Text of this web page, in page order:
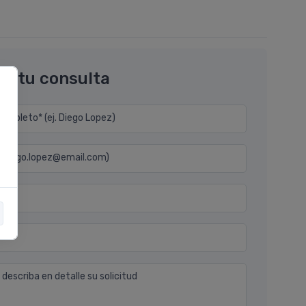
tu consulta
(ej. Diego Lopez)
diego.lopez@email.com)
en detalle su solicitud